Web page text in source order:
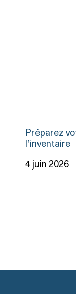
Préparez
l’inventaire
4 juin 2026